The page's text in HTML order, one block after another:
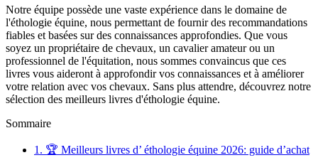
Notre équipe possède une vaste expérience dans le domaine de
l'éthologie équine, nous permettant de fournir des recommandations
fiables et basées sur des connaissances approfondies. Que vous
soyez un propriétaire de chevaux, un cavalier amateur ou un
professionnel de l'équitation, nous sommes convaincus que ces
livres vous aideront à approfondir vos connaissances et à améliorer
votre relation avec vos chevaux. Sans plus attendre, découvrez notre
sélection des meilleurs livres d'éthologie équine.
Sommaire
1. 🏆 Meilleurs livres d’ éthologie équine 2026: guide d’achat